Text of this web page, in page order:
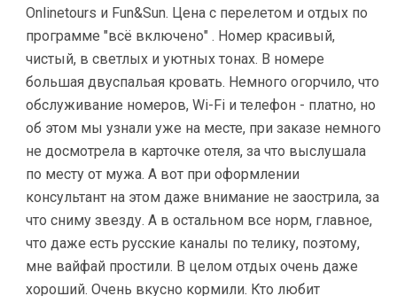
Onlinetours и Fun&Sun. Цена с перелетом и отдых по
программе "всё включено" . Номер красивый,
чистый, в светлых и уютных тонах. В номере
большая двуспальая кровать. Немного огорчило, что
обслуживание номеров, Wi-Fi и телефон - платно, но
об этом мы узнали уже на месте, при заказе немного
не досмотрела в карточке отеля, за что выслушала
по месту от мужа. А вот при оформлении
консультант на этом даже внимание не заострила, за
что сниму звезду. А в остальном все норм, главное,
что даже есть русские каналы по телику, поэтому,
мне вайфай простили. В целом отдых очень даже
хороший. Очень вкусно кормили. Кто любит